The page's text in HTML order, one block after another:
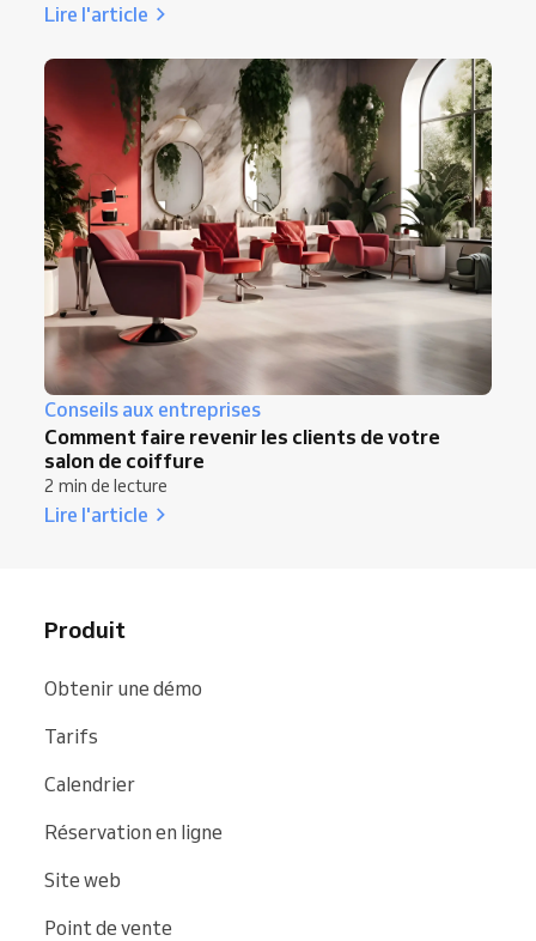
Lire l'article
Conseils aux entreprises
Comment faire revenir les clients de votre
salon de coiffure
2 min de lecture
Lire l'article
Produit
Obtenir une démo
Tarifs
Calendrier
Réservation en ligne
Site web
Point de vente